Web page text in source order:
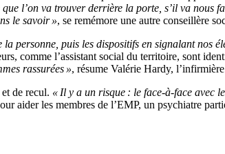
l’on va trouver derrière la porte, s’il va nous
le savoir », se remémore une autre conseillère
personne, puis les dispositifs en signalant nos
comme l’assistant social du territoire, sont
rassurées », résume Valérie Hardy,
de recul. « Il y a un risque : le face-à-face avec
aider les membres de l’EMP, un psychiatre